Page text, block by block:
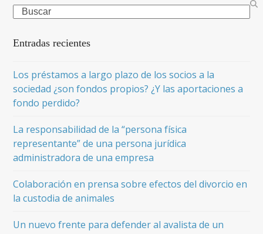
Search
Entradas recientes
Los préstamos a largo plazo de los socios a la
sociedad ¿son fondos propios? ¿Y las aportaciones a
fondo perdido?
La responsabilidad de la “persona física
representante” de una persona jurídica
administradora de una empresa
Colaboración en prensa sobre efectos del divorcio en
la custodia de animales
Un nuevo frente para defender al avalista de un